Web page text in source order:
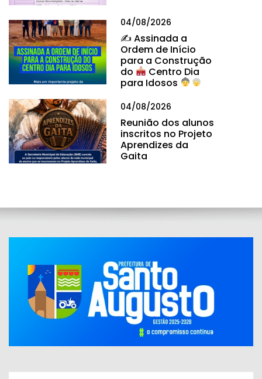
04/08/2026
✍ Assinada a
Ordem de Início
para a Construção
do
Centro Dia
para Idosos
04/08/2026
Reunião dos alunos
inscritos no Projeto
Aprendizes da
Gaita